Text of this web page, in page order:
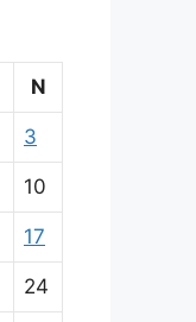
N
3
10
17
24